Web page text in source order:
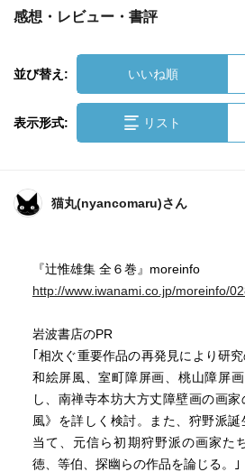
感想・レビュー・書評
並び替え: いいね順
表示形式: リスト
猫丸(nyancomaru)さん
『辻惟雄集 全６巻』moreinfo
http://www.iwanami.co.jp/moreinfo/
岩波書店のPR
｢相次ぐ重要作品の再発見により研
和絵屏風、室町障屏画、桃山障屏
し、南禅寺本坊大方丈障壁画の画
風》を詳しく検討。また、狩野派
当て、元信ら初期狩野派の画家た
徳、等伯、探幽らの作品を論じる。｣